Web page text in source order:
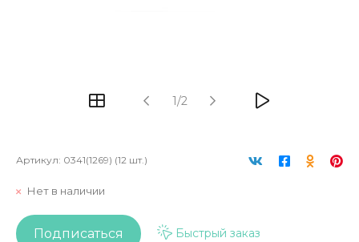
1/2
Артикул: 0341(1269) (12 шт.)
Нет в наличии
Подписаться Быстрый заказ